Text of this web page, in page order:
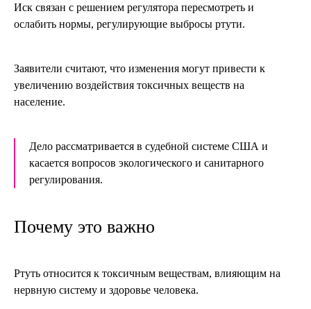
Иск связан с решением регулятора пересмотреть и
ослабить нормы, регулирующие выбросы ртути.
Заявители считают, что изменения могут привести к
увеличению воздействия токсичных веществ на
население.
Дело рассматривается в судебной системе США и
касается вопросов экологического и санитарного
регулирования.
Почему это важно
Ртуть относится к токсичным веществам, влияющим на
нервную систему и здоровье человека.